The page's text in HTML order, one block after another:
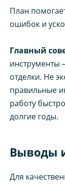
План
ошибок и
Главный
инструменты
отделки. Не
правильные
работу
долгие годы.
Выводы
Для